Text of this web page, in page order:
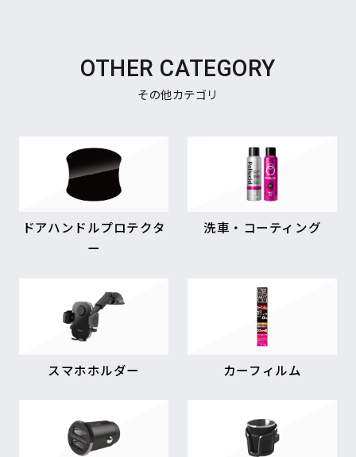
OTHER CATEGORY
その他カテゴリ
ドアハンドルプロテクタ
ー
洗車・コーティング
スマホホルダー カーフィルム